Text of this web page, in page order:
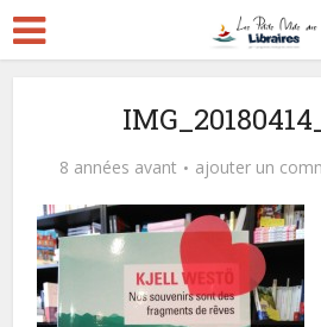
8 années avant ajouter un